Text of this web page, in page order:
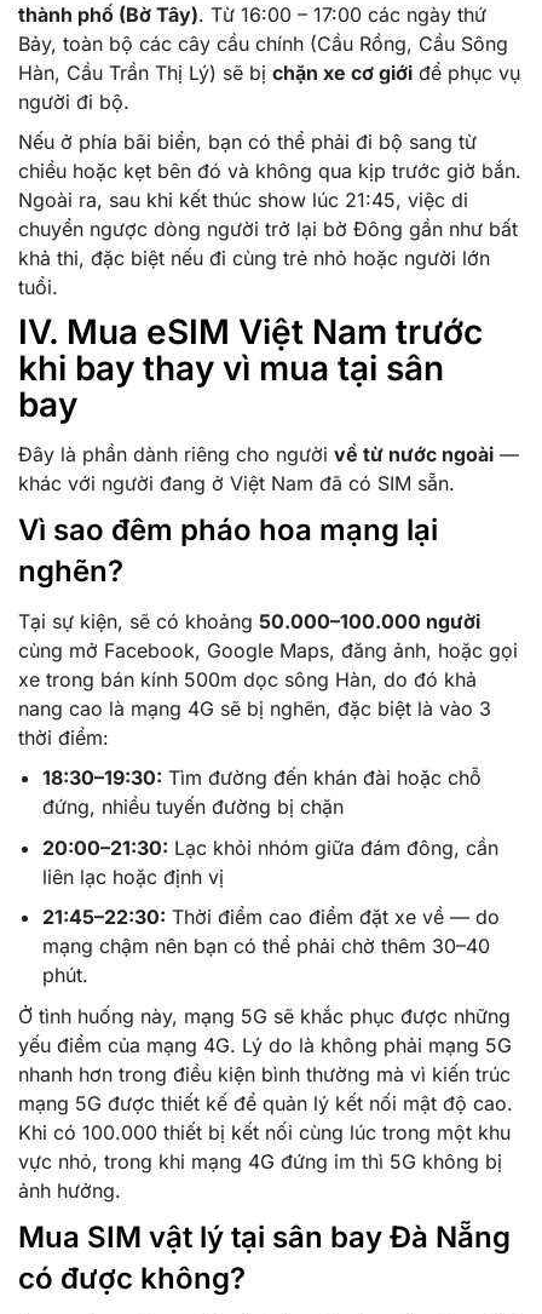
thành phố (Bờ Tây). Từ 16:00 – 17:00 các ngày thứ
Bảy, toàn bộ các cây cầu chính (Cầu Rồng, Cầu Sông
Hàn, Cầu Trần Thị Lý) sẽ bị chặn xe cơ giới để phục vụ
người đi bộ.
Nếu ở phía bãi biển, bạn có thể phải đi bộ sang từ
chiều hoặc kẹt bên đó và không qua kịp trước giờ bắn.
Ngoài ra, sau khi kết thúc show lúc 21:45, việc di
chuyển ngược dòng người trở lại bờ Đông gần như bất
khả thi, đặc biệt nếu đi cùng trẻ nhỏ hoặc người lớn
tuổi.
IV. Mua eSIM Việt Nam trước
khi bay thay vì mua tại sân
bay
Đây là phần dành riêng cho người về từ nước ngoài —
khác với người đang ở Việt Nam đã có SIM sẵn.
Vì sao đêm pháo hoa mạng lại
nghẽn?
Tại sự kiện, sẽ có khoảng 50.000–100.000 người
cùng mở Facebook, Google Maps, đăng ảnh, hoặc gọi
xe trong bán kính 500m dọc sông Hàn, do đó khả
nang cao là mạng 4G sẽ bị nghẽn, đặc biệt là vào 3
thời điểm:
18:30–19:30: Tìm đường đến khán đài hoặc chỗ
đứng, nhiều tuyến đường bị chặn
20:00–21:30: Lạc khỏi nhóm giữa đám đông, cần
liên lạc hoặc định vị
21:45–22:30: Thời điểm cao điểm đặt xe về — do
mạng chậm nên bạn có thể phải chờ thêm 30–40
phút.
Ở tình huống này, mạng 5G sẽ khắc phục được những
yếu điểm của mạng 4G. Lý do là không phải mạng 5G
nhanh hơn trong điều kiện bình thường mà vì kiến trúc
mạng 5G được thiết kế để quản lý kết nối mật độ cao.
Khi có 100.000 thiết bị kết nối cùng lúc trong một khu
vực nhỏ, trong khi mạng 4G đứng im thì 5G không bị
ảnh hưởng.
Mua SIM vật lý tại sân bay Đà Nẵng
có được không?